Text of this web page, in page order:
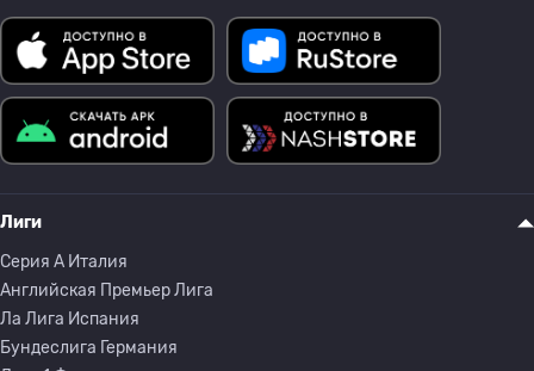
Лиги
Серия A Италия
Английская Премьер Лига
Ла Лига Испания
Бундеслига Германия